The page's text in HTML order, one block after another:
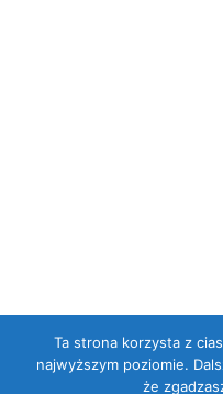
Dumnie wspierane przez
Ta strona korzysta z
najwyższym poziomie.
że